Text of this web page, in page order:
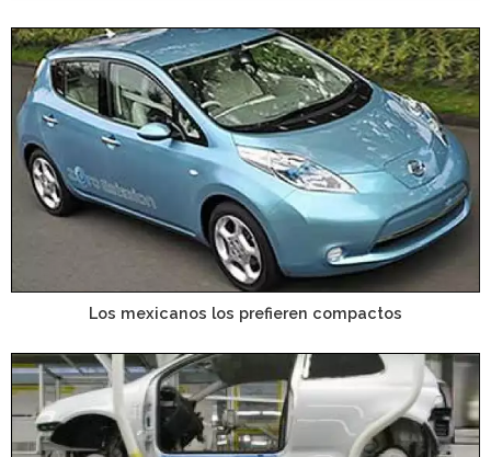
Los mexicanos los prefieren compactos